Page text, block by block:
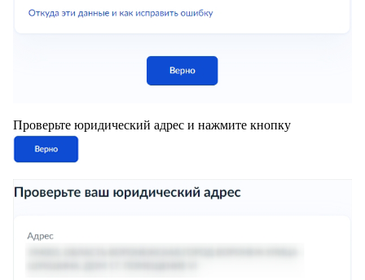
Проверьте юридический адрес и нажмите кнопку